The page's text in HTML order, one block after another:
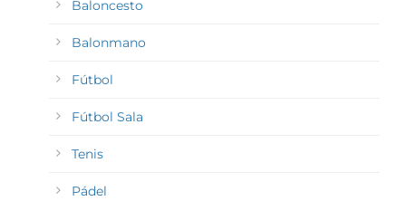
Baloncesto
Balonmano
Fútbol
Fútbol Sala
Tenis
Pádel